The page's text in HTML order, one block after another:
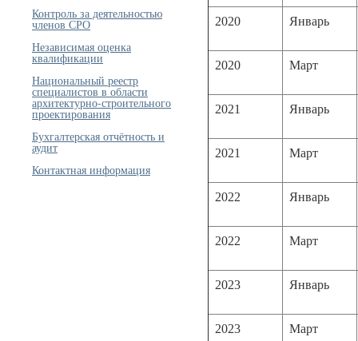
Контроль за деятельностью
членов СРО
Независимая оценка
квалификации
Национальный реестр
специалистов в области
архитектурно-строительного
проектирования
Бухгалтерская отчётность и
аудит
Контактная информация
2020 Январь
2020 Март
2021 Январь
2021 Март
2022 Январь
2022 Март
2023 Январь
2023 Март